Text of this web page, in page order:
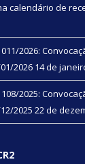
calendário de
2026:
2026 14 de
2025:
2025 22 de